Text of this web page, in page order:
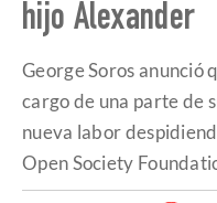
hijo Alexander
George Soros anunció
cargo de una parte de
nueva labor
Open Society